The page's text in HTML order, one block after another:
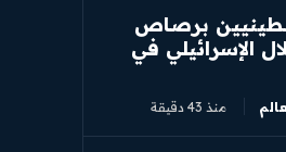
برصاص
الإسرائيلي في
منذ 43 دقيقة